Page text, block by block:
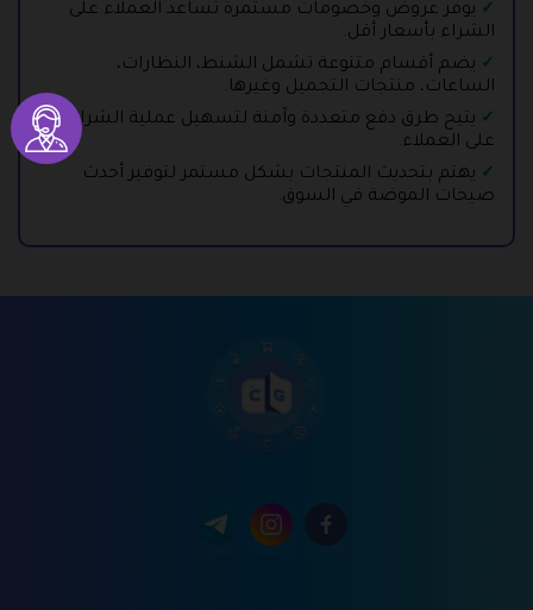
يوفر عروض وخصومات مستمرة تساعد العملاء على
الشراء بأسعار أقل.
يضم أقسام متنوعة تشمل الشنط، النظارات،
الساعات، منتجات التجميل وغيرها.
يتيح طرق دفع متعددة وآمنة لتسهيل عملية الشراء
على العملاء.
يهتم بتحديث المنتجات بشكل مستمر لتوفير أحدث
صيحات الموضة في السوق.